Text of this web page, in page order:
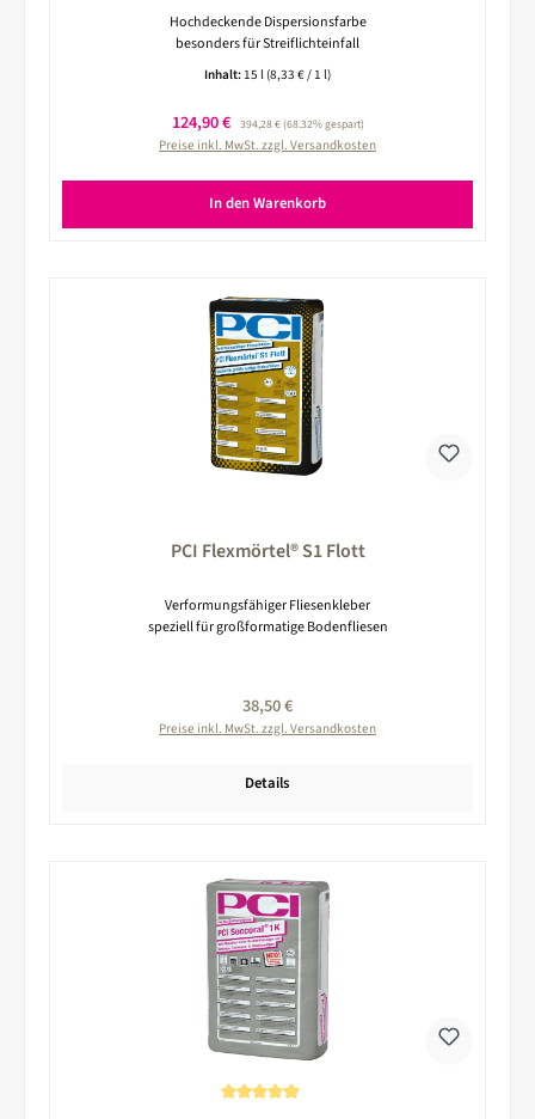
Hochdeckende Dispersionsfarbe
besonders für Streiflichteinfall
Inhalt: 15 l (8,33 € / 1 l)
Verkaufspreis:
124,90 € Regulärer Preis:
394,28 €(68.32% gespart)
Preise inkl. MwSt. zzgl. Versandkosten
In den Warenkorb
PCI Flexmörtel® S1 Flott
Verformungsfähiger Fliesenkleber
speziell für großformatige Bodenfliesen
Regulärer Preis:
38,50 €
Preise inkl. MwSt. zzgl. Versandkosten
Details